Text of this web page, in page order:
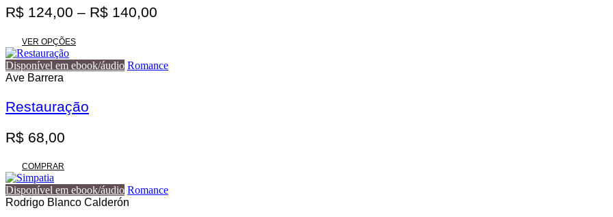
R$ 124,00 – R$ 140,00
R$ 124,00
VER OPÇÕES
tem
do
produto
Disponível em ebook/áudio Romance
Ave Barrera
Restauração
R$ 68,00
COMPRAR
Disponível em ebook/áudio Romance
Rodrigo Blanco Calderón